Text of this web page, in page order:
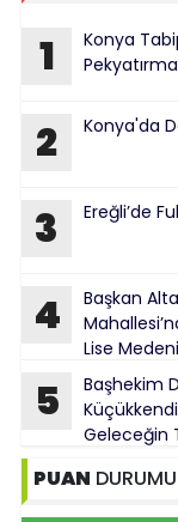
1
Konya
2 Konya'da
3 Ereğli’de
4
Başkan
Lise
Ediyoruz”
5
Başhekim
Geleceğin
PUAN DURUMU